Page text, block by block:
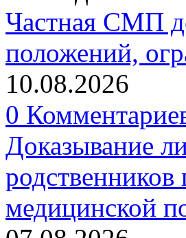
Частная СМП
положений,
10.08.2026
0
Доказывание
родственников
медицинской